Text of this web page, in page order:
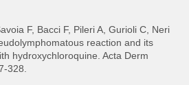
F, Bacci F, Pileri A, Gurioli C, Neri
reaction and its
hydroxychloroquine. Acta Derm
328.